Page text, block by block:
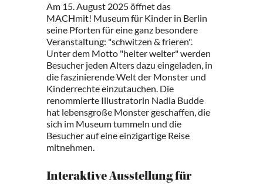
Am 15. August 2025 öffnet das
MACHmit! Museum für Kinder in Berlin
seine Pforten für eine ganz besondere
Veranstaltung: "schwitzen & frieren".
Unter dem Motto "heiter weiter" werden
Besucher jeden Alters dazu eingeladen, in
die faszinierende Welt der Monster und
Kinderrechte einzutauchen. Die
renommierte Illustratorin Nadia Budde
hat lebensgroße Monster geschaffen, die
sich im Museum tummeln und die
Besucher auf eine einzigartige Reise
mitnehmen.
Interaktive Ausstellung für